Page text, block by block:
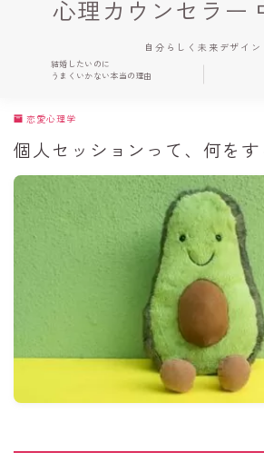
心理カウンセラー
自分らしく未来デザイン
結婚したいのに
うまくいかない本当の理由
恋愛心理学
個人セッションって、何をす